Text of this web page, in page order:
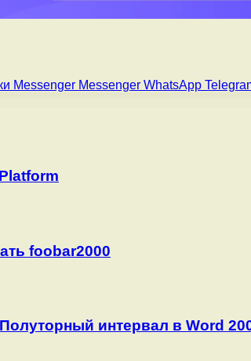
Messenger Messenger WhatsApp
foobar2000
интервал в Word